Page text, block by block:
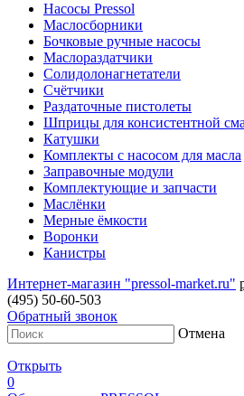
Насосы Pressol
Маслосборники
Бочковые ручные насосы
Маслораздатчики
Солидолонагнетатели
Счётчики
Раздаточные пистолеты
Шприцы для консистентной
Катушки
Комплекты с насосом для масла
Заправочные модули
Комплектующие и запчасти
Маслёнки
Мерные ёмкости
Воронки
Канистры
Интернет-магазин "pressol-market.ru"
(495) 50-60-503
Обратный звонок
Отмена
Открыть
0